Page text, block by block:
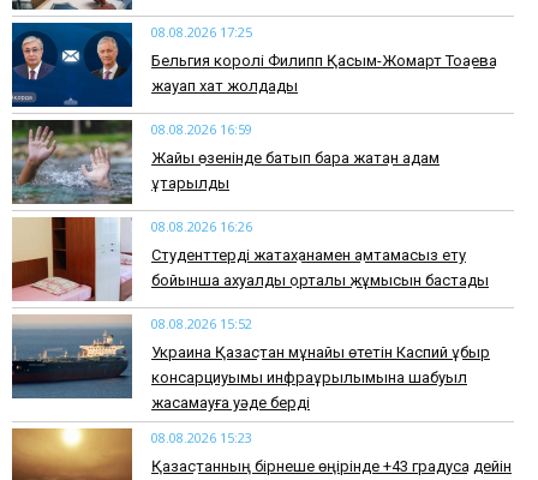
08.08.2026 17:25
Бельгия королі Филипп Қасым-Жомарт Тоқаевқа
жауап хат жолдады
08.08.2026 16:59
Жайық өзенінде батып бара жатқан адам
құтқарылды
08.08.2026 16:26
Студенттерді жатақханамен қамтамасыз ету
бойынша ахуалдық орталық жұмысын бастады
08.08.2026 15:52
Украина Қазақстан мұнайы өтетін Каспий құбыр
консарциуымы инфрақұрылымына шабуыл
жасамауға уәде берді
08.08.2026 15:23
Қазақстанның бірнеше өңірінде +43 градусқа дейін